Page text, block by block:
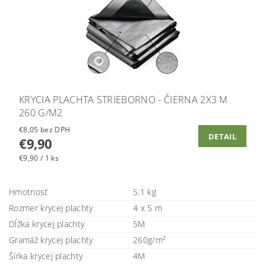
KRYCIA PLACHTA STRIEBORNO - ČIERNA 2X3 M
260 G/M2
€8,05 bez DPH
€9,90
€9,90 / 1 ks
DETAIL
Hmotnosť
5.1 kg
Rozmer krycej plachty
4 x 5 m
Dĺžka krycej plachty
5M
Gramáž krycej plachty
260g/m²
Šírka krycej plachty
4M